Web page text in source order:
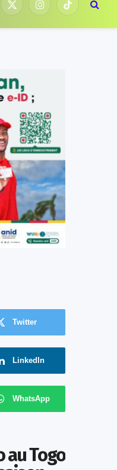
X
InstagramTikTok
Twitter
LinkedIn
WhatsApp
au Togo